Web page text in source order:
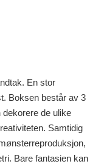
En stor
Boksen består av 3
dekorere de ulike
Samtidig
Bare fantasien kan